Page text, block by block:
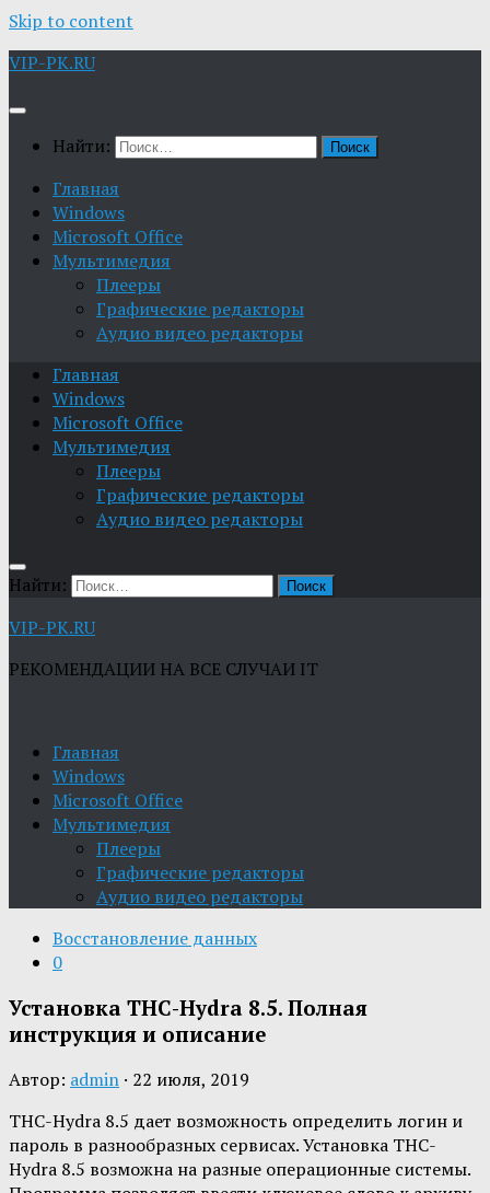
Skip to content
VIP-PK.RU
Найти:
Главная
Windows
Microsoft Office
Мультимедия
Плееры
Графические редакторы
Aудио видео редакторы
Главная
Windows
Microsoft Office
Мультимедия
Плееры
Графические редакторы
Aудио видео редакторы
Найти:
VIP-PK.RU
РЕКОМЕНДАЦИИ НА ВСЕ СЛУЧАИ IT
Главная
Windows
Microsoft Office
Мультимедия
Плееры
Графические редакторы
Aудио видео редакторы
Восстановление данных
0
Установка THC-Hydra 8.5. Полная
инструкция и описание
Автор: admin · 22 июля, 2019
THC-Hydra 8.5 дает возможность определить логин и
пароль в разнообразных сервисах. Установка THC-
Hydra 8.5 возможна на разные операционные системы.